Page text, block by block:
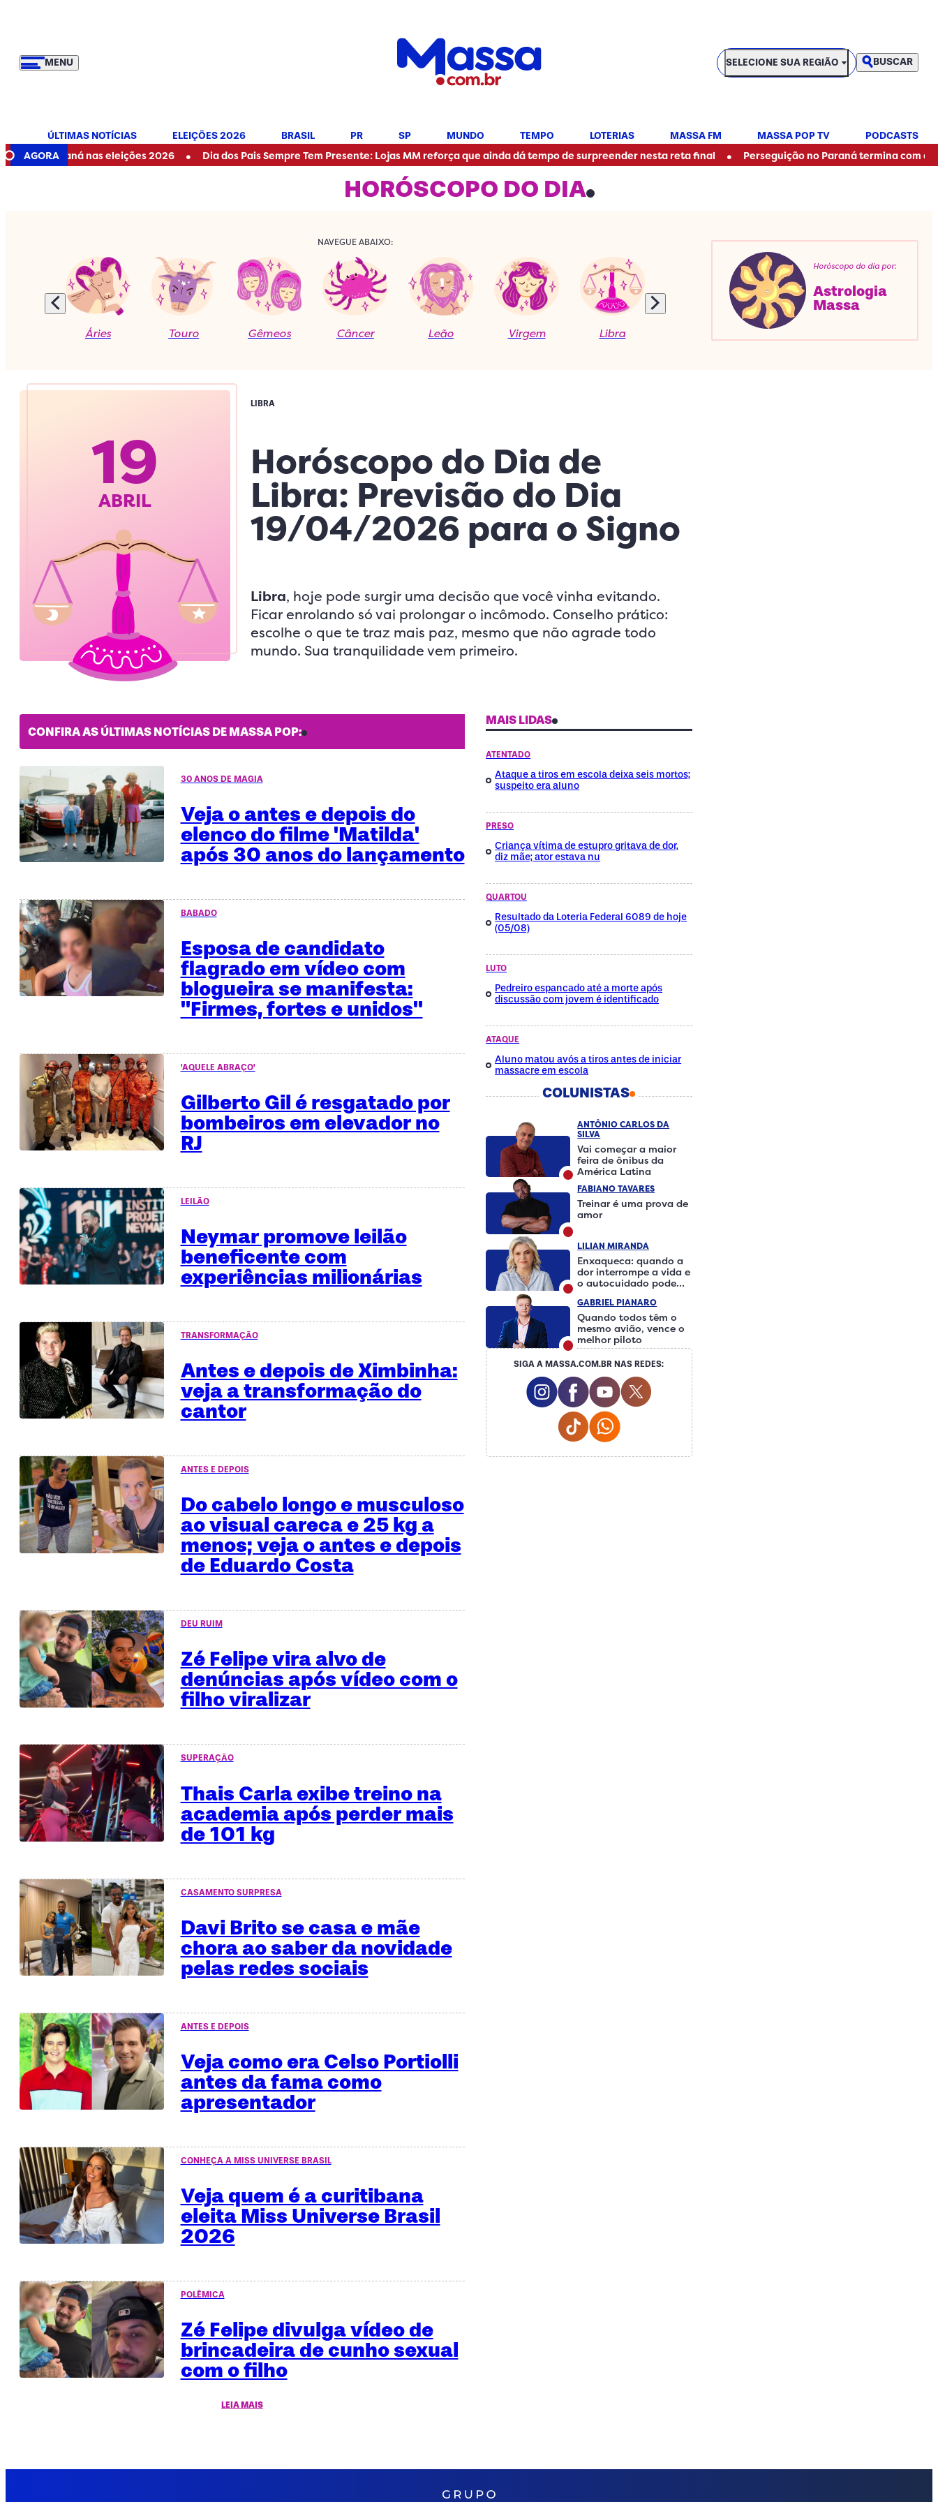
MENU
SELECIONE SUA REGIÃO
SELECIONE SUA REGIÃO BUSCAR
ÚLTIMAS NOTÍCIAS ELEIÇÕES 2026 BRASIL PR SP MUNDO TEMPO LOTERIAS MASSA FM MASSA POP TV PODCASTS
AGORA
nas eleições 2026 • Dia dos Pais Sempre Tem Presente: Lojas MM reforça que ainda dá tempo de surpreender nesta reta final • Perseguição no Paraná termina com acidente
HORÓSCOPO DO DIA
NAVEGUE ABAIXO:
Áries Touro Gêmeos Câncer Leão Virgem Libra Escorpião Sagitário Capricórnio
Horóscopo do dia por:
Astrologia
Massa
19
ABRIL
LIBRA
Horóscopo do Dia de
Libra: Previsão do Dia
19/04/2026 para o Signo
Libra, hoje pode surgir uma decisão que você vinha evitando.
Ficar enrolando só vai prolongar o incômodo. Conselho prático:
escolhe o que te traz mais paz, mesmo que não agrade todo
mundo. Sua tranquilidade vem primeiro.
CONFIRA AS ÚLTIMAS NOTÍCIAS DE MASSA POP:
30 ANOS DE MAGIA
Veja o antes e depois do
elenco do filme 'Matilda'
após 30 anos do lançamento
BABADO
Esposa de candidato
flagrado em vídeo com
blogueira se manifesta:
"Firmes, fortes e unidos"
'AQUELE ABRAÇO'
Gilberto Gil é resgatado por
bombeiros em elevador no
RJ
LEILÃO
Neymar promove leilão
beneficente com
experiências milionárias
TRANSFORMAÇÃO
Antes e depois de Ximbinha:
veja a transformação do
cantor
ANTES E DEPOIS
Do cabelo longo e musculoso
ao visual careca e 25 kg a
menos; veja o antes e depois
de Eduardo Costa
DEU RUIM
Zé Felipe vira alvo de
denúncias após vídeo com o
filho viralizar
SUPERAÇÃO
Thais Carla exibe treino na
academia após perder mais
de 101 kg
CASAMENTO SURPRESA
Davi Brito se casa e mãe
chora ao saber da novidade
pelas redes sociais
ANTES E DEPOIS
Veja como era Celso Portiolli
antes da fama como
apresentador
CONHEÇA A MISS UNIVERSE BRASIL
Veja quem é a curitibana
eleita Miss Universe Brasil
2026
POLÊMICA
Zé Felipe divulga vídeo de
brincadeira de cunho sexual
com o filho
LEIA MAIS
MAIS LIDAS
ATENTADO
Ataque a tiros em escola deixa seis mortos;
suspeito era aluno
PRESO
Criança vítima de estupro gritava de dor,
diz mãe; ator estava nu
QUARTOU
Resultado da Loteria Federal 6089 de hoje
(05/08)
LUTO
Pedreiro espancado até a morte após
discussão com jovem é identificado
ATAQUE
Aluno matou avós a tiros antes de iniciar
massacre em escola
COLUNISTAS
ANTÔNIO CARLOS DA
SILVA
Vai começar a maior
feira de ônibus da
América Latina
FABIANO TAVARES
Treinar é uma prova de
amor
LILIAN MIRANDA
Enxaqueca: quando a
dor interrompe a vida e
o autocuidado pode
GABRIEL PIANARO
Quando todos têm o
mesmo avião, vence o
melhor piloto
SIGA A MASSA.COM.BR NAS REDES:
Instagram Social Media
Facebook Social Media
Youtube Social Media
Twitter Social Media
Tiktok Social Media
Whatsapp Social Media